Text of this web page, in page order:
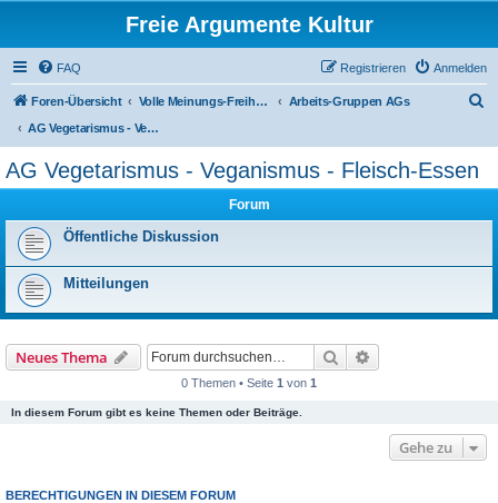
Freie Argumente Kultur
FAQ Anmelden
Registrieren
Foren-Übersicht Volle Meinungs-Freiheit mit 'Vorhang-System' -- frei dosierter Zugang zu allen Inhalten und AGs
Arbeits-Gruppen AGs
AG Vegetarismus - Veganismus - Fleisch-Essen
AG Vegetarismus - Veganismus - Fleisch-Essen
Forum
Öffentliche Diskussion
Mitteilungen
Neues Thema Suche
0 Themen • Seite 1 von 1
In diesem Forum gibt es keine Themen oder Beiträge.
Gehe zu
BERECHTIGUNGEN IN DIESEM FORUM